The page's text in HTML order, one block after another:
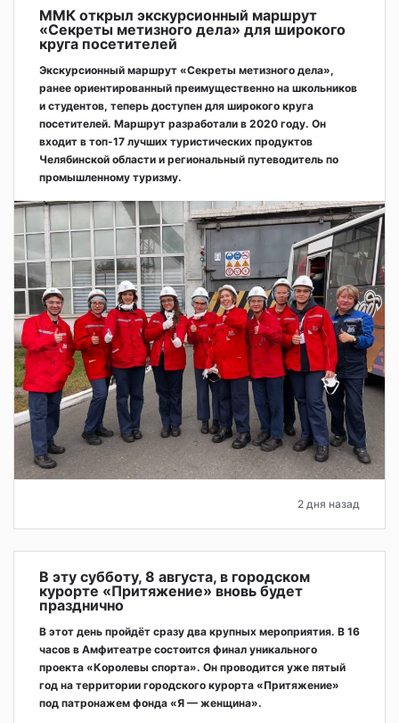
ММК открыл экскурсионный маршрут
«Секреты метизного дела» для широкого
круга посетителей
Экскурсионный маршрут «Секреты метизного дела»,
ранее ориентированный преимущественно на школьников
и студентов, теперь доступен для широкого круга
посетителей. Маршрут разработали в 2020 году. Он
входит в топ-17 лучших туристических продуктов
Челябинской области и региональный путеводитель по
промышленному туризму.
2 дня назад
В эту субботу, 8 августа, в городском
курорте «Притяжение» вновь будет
празднично
В этот день пройдёт сразу два крупных мероприятия. В 16
часов в Амфитеатре состоится финал уникального
проекта «Королевы спорта». Он проводится уже пятый
год на территории городского курорта «Притяжение»
под патронажем фонда «Я — женщина».